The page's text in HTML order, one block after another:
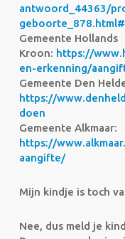
antwoord_44363/
geboorte_878.html#
Gemeente Hollands
Kroon: https://
en-erkenning/
Gemeente Den
https://
doen
Gemeente Alkmaar:
https://
aangifte/
Mijn kindje is toch
Nee, dus meld je